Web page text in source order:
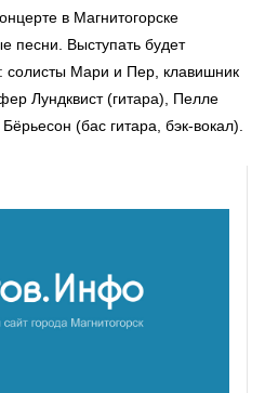
в Магнитогорске
песни. Выступать будет
солисты Мари и Пер, клавишник
Лундквист (гитара), Пелле
(бас гитара, бэк-вокал).